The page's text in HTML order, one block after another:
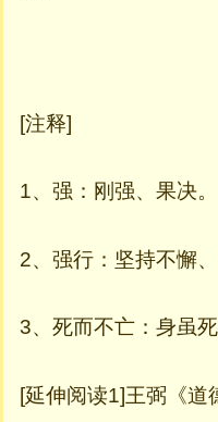
[注释]
1、强：刚强、果决。
2、强行：坚持不懈、
3、死而不亡：身虽死
[延伸阅读1]王弼《道